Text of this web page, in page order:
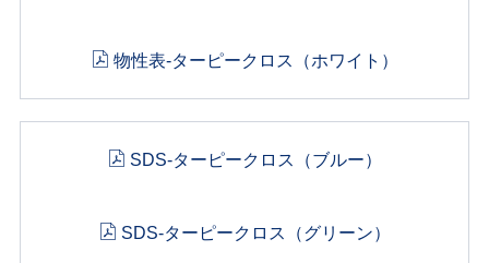
物性表-ターピークロス（ホワイト）
SDS-ターピークロス（ブルー）
SDS-ターピークロス（グリーン）